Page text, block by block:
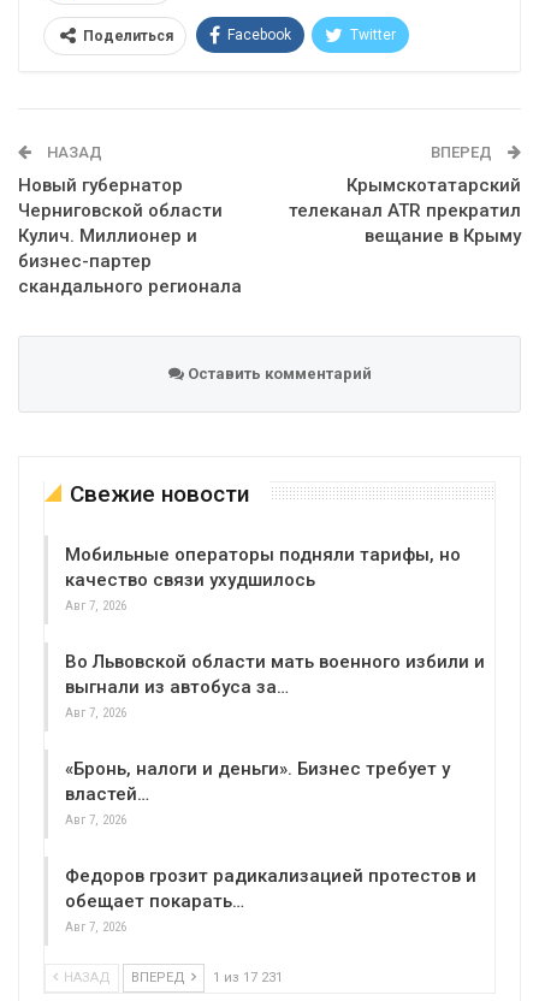
Поделиться Facebook Twitter
НАЗАД
Новый губернатор
Черниговской области
Кулич. Миллионер и
бизнес-партер
скандального регионала
ВПЕРЕД
Крымскотатарский
телеканал ATR прекратил
вещание в Крыму
Оставить комментарий
Свежие новости
Мобильные операторы подняли тарифы, но
качество связи ухудшилось
Авг 7, 2026
Во Львовской области мать военного избили и
выгнали из автобуса за…
Авг 7, 2026
«Бронь, налоги и деньги». Бизнес требует у
властей…
Авг 7, 2026
Федоров грозит радикализацией протестов и
обещает покарать…
Авг 7, 2026
НАЗАД ВПЕРЕД 1 из 17 231